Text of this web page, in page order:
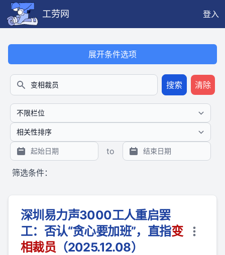
工劳网
登入
展开条件选项
搜索
搜索 清除
to
筛选条件：
深圳易力声3000工人重启罢
工：否认“贪心要加班”，直指变
相裁员 （2025.12.08）